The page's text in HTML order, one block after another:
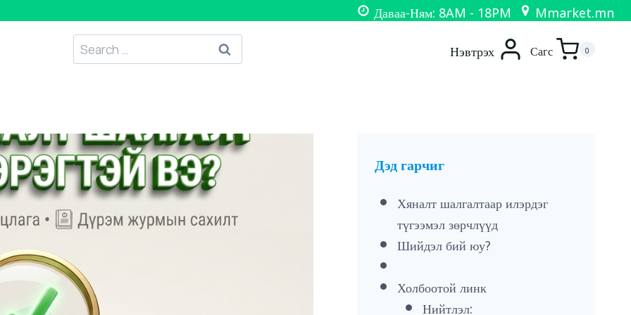
Даваа-Ням: 8AM - 18PM Mmarket.mn
Search
for:
Нэвтрэх Сагс 0
Дэд гарчиг
Хяналт шалгалтаар илэрдэг
түгээмэл зөрчлүүд
Шийдэл бий юу?
Холбоотой линк
Нийтлэл: